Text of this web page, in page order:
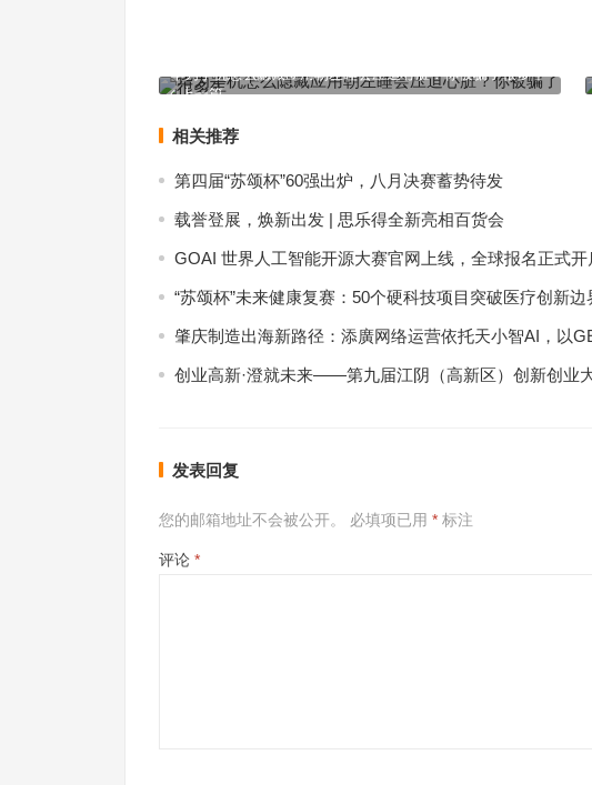
上一篇
华为手机怎么隐藏应用朝左睡会压迫心脏？你被骗了很多年
相关推荐
第四届“苏颂杯”60强出炉，八月决赛蓄势待发
载誉登展，焕新出发 | 思乐得全新亮相百货会
GOAI 世界人工智能开源大赛官网上线，全球报名正式开
“苏颂杯”未来健康复赛：50个硬科技项目突破医疗创新边
肇庆制造出海新路径：添廣网络运营依托天小智AI，以
创业高新·澄就未来——第九届江阴（高新区）创新创业
发表回复
您的邮箱地址不会被公开。 必填项已用 * 标注
评论 *